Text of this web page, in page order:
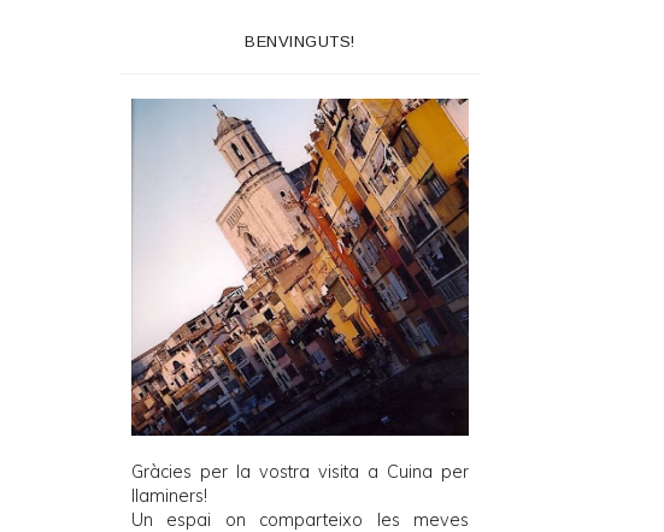
BENVINGUTS!
Gràcies per la vostra visita a Cuina per
llaminers!
Un espai on comparteixo les meves